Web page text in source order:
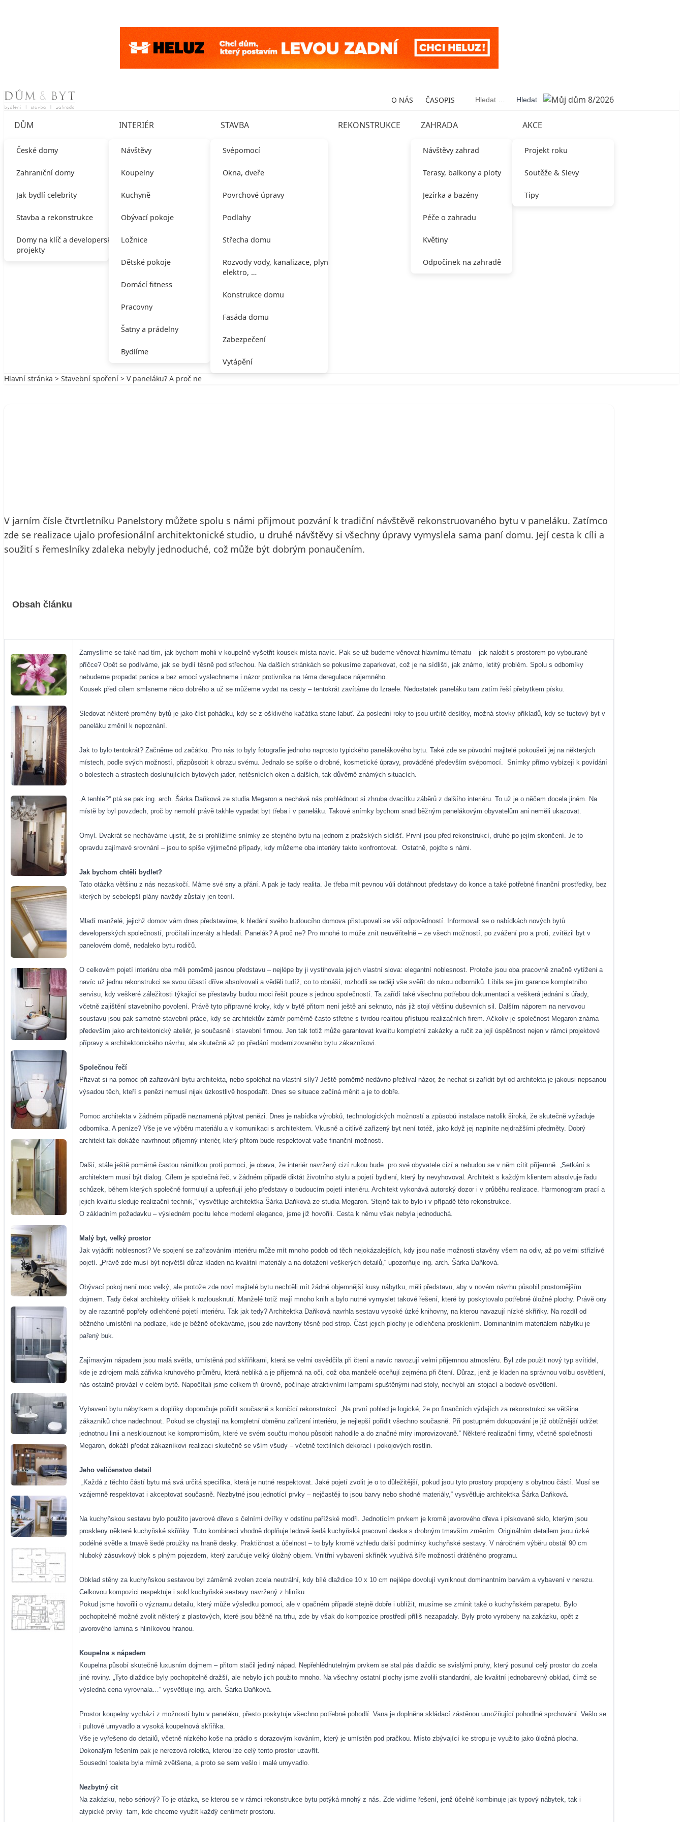
Skip to content O NÁS ČASOPIS Vyhledávání
DŮM
České domy
Zahraniční domy
Jak bydlí celebrity
Stavba a rekonstrukce
Domy na klíč a developerské
projekty
INTERIÉR
Návštěvy
Koupelny
Kuchyně
Obývací pokoje
Ložnice
Dětské pokoje
Domácí fitness
Pracovny
Šatny a prádelny
Bydlíme
STAVBA
Svépomocí
Okna, dveře
Povrchové úpravy
Podlahy
Střecha domu
Rozvody vody, kanalizace, plynu,
elektro, …
Konstrukce domu
Fasáda domu
Zabezpečení
Vytápění
REKONSTRUKCE ZAHRADA
Návštěvy zahrad
Terasy, balkony a ploty
Jezírka a bazény
Péče o zahradu
Květiny
Odpočinek na zahradě
AKCE
Projekt roku
Soutěže & Slevy
Tipy
Hlavní stránka > Stavební spoření > V paneláku? A proč ne
V jarním čísle čtvrtletníku Panelstory můžete spolu s námi přijmout pozvání k tradiční návštěvě rekonstruovaného bytu v paneláku. Zatímco
zde se realizace ujalo profesionální architektonické studio, u druhé návštěvy si všechny úpravy vymyslela sama paní domu. Její cesta k cíli a
soužití s řemeslníky zdaleka nebyly jednoduché, což může být dobrým ponaučením.
Obsah článku
Zamyslíme se také nad tím, jak bychom mohli v koupelně vyšetřit kousek místa navíc. Pak se už budeme věnovat hlavnímu tématu – jak naložit s prostorem po vybourané
příčce? Opět se podíváme, jak se bydlí těsně pod střechou. Na dalších stránkách se pokusíme zaparkovat, což je na sídlišti, jak známo, letitý problém. Spolu s odborníky
nebudeme propadat panice a bez emocí vyslechneme i názor protivníka na téma deregulace nájemného.
Kousek před cílem smlsneme něco dobrého a už se můžeme vydat na cesty – tentokrát zavítáme do Izraele. Nedostatek paneláku tam zatím řeší přebytkem písku.
Sledovat některé proměny bytů je jako číst pohádku, kdy se z ošklivého kačátka stane labuť. Za poslední roky to jsou určitě desítky, možná stovky příkladů, kdy se tuctový byt v
paneláku změnil k nepoznání.
Jak to bylo tentokrát? Začněme od začátku. Pro nás to byly fotografie jednoho naprosto typického panelákového bytu. Také zde se původní majitelé pokoušeli jej na některých
místech, podle svých možností, přizpůsobit k obrazu svému. Jednalo se spíše o drobné, kosmetické úpravy, prováděné především svépomocí.
Snímky přímo vybízejí k povídání
o bolestech a strastech dosluhujících bytových jader, netěsnících oken a dalších, tak důvěrně známých situacích.
„A tenhle?“ ptá se pak ing. arch. Šárka Daňková ze studia Megaron a nechává nás prohlédnout si zhruba dvacítku záběrů z dalšího interiéru. To už je o něčem docela jiném. Na
místě by byl povzdech, proč by nemohl právě takhle vypadat byt třeba i v paneláku. Takové snímky bychom snad běžným panelákovým obyvatelům ani neměli ukazovat.
Omyl. Dvakrát se necháváme ujistit, že si prohlížíme snímky ze stejného bytu na jednom z pražských sídlišť. První jsou před rekonstrukcí, druhé po jejím skončení. Je to
opravdu zajímavé srovnání – jsou to spíše výjimečné případy, kdy můžeme oba interiéry takto konfrontovat.
Ostatně, pojďte s námi.
Jak bychom chtěli bydlet?
Tato otázka většinu z nás nezaskočí. Máme své sny a přání. A pak je tady realita. Je třeba mít pevnou vůli dotáhnout představy do konce a také potřebné finanční prostředky, bez
kterých by sebelepší plány navždy zůstaly jen teorií.
Mladí manželé, jejichž domov vám dnes představíme, k hledání svého budoucího domova přistupovali se vší odpovědností. Informovali se o nabídkách nových bytů
developerských společností, pročítali inzeráty a hledali. Panelák? A proč ne? Pro mnohé to může znít neuvěřitelně – ze všech možností, po zvážení pro a proti, zvítězil byt v
panelovém domě, nedaleko bytu rodičů.
O celkovém pojetí interiéru oba měli poměrně jasnou představu – nejlépe by ji vystihovala jejich vlastní slova: elegantní noblesnost. Protože jsou oba pracovně značně vytíženi a
navíc už jednu rekonstrukci se svou účastí dříve absolvovali a věděli tudíž, co to obnáší, rozhodli se raději vše svěřit do rukou odborníků. Líbila se jim garance kompletního
servisu, kdy veškeré záležitosti týkající se přestavby budou moci řešit pouze s jednou společností. Ta zařídí také všechnu potřebou dokumentaci a veškerá jednání s úřady,
včetně zajištění stavebního povolení. Právě tyto přípravné kroky, kdy v bytě přitom není ještě ani seknuto, nás již stojí většinu duševních sil. Dalším náporem na nervovou
soustavu jsou pak samotné stavební práce, kdy se architektův záměr poměrně často střetne s tvrdou realitou přístupu realizačních firem. Ačkoliv je společnost Megaron známa
především jako architektonický ateliér, je současně i stavební firmou. Jen tak totiž může garantovat kvalitu kompletní zakázky a ručit za její úspěšnost nejen v rámci projektové
přípravy a architektonického návrhu, ale skutečně až po předání modernizovaného bytu zákazníkovi.
Společnou řečí
Přizvat si na pomoc při zařizování bytu architekta, nebo spoléhat na vlastní síly? Ještě poměrně nedávno přežíval názor, že nechat si zařídit byt od architekta je jakousi nepsanou
výsadou těch, kteří s penězi nemusí nijak úzkostlivě hospodařit. Dnes se situace začíná měnit a je to dobře.
Pomoc architekta v žádném případě neznamená plýtvat penězi. Dnes je nabídka výrobků, technologických možností a způsobů instalace natolik široká, že skutečně vyžaduje
odborníka. A peníze? Vše je ve výběru materiálu a v komunikaci s architektem. Vkusně a citlivě zařízený byt není totéž, jako když jej naplníte nejdražšími předměty. Dobrý
architekt tak dokáže navrhnout příjemný interiér, který přitom bude respektovat vaše finanční možnosti.
Další, stále ještě poměrně častou námitkou proti pomoci, je obava, že interiér navržený cizí rukou bude pro své obyvatele cizí a nebudou se v něm cítit příjemně. „Setkání s
architektem musí být dialog. Cílem je společná řeč, v žádném případě diktát životního stylu a pojetí bydlení, který by nevyhovoval. Architekt s každým klientem absolvuje řadu
schůzek, během kterých společně formulují a upřesňují jeho představy o budoucím pojetí interiéru. Architekt vykonává autorský dozor i v průběhu realizace. Harmonogram prací a
jejich kvalitu sleduje realizační technik,“ vysvětluje architektka Šárka Daňková ze studia Megaron. Stejně tak to bylo i v případě této rekonstrukce.
O základním požadavku – výsledném pocitu lehce moderní elegance, jsme již hovořili. Cesta k němu však nebyla jednoduchá.
Malý byt, velký prostor
Jak vyjádřit noblesnost? Ve spojení se zařizováním interiéru může mít mnoho podob od těch nejokázalejších, kdy jsou naše možnosti stavěny všem na odiv, až po velmi střízlivé
pojetí. „Právě zde musí být největší důraz kladen na kvalitní materiály a na dotažení veškerých detailů,“ upozorňuje ing. arch. Šárka Daňková.
Obývací pokoj není moc velký, ale protože zde noví majitelé bytu nechtěli mít žádné objemnější kusy nábytku, měli představu, aby v novém návrhu působil prostornějším
dojmem. Tady čekal architekty oříšek k rozlousknutí. Manželé totiž mají mnoho knih a bylo nutné vymyslet takové řešení, které by poskytovalo potřebné úložné plochy. Právě ony
by ale razantně popřely odlehčené pojetí interiéru. Tak jak tedy? Architektka Daňková navrhla sestavu vysoké úzké knihovny, na kterou navazují nízké skříňky. Na rozdíl od
běžného umístění na podlaze, kde je běžně očekáváme, jsou zde navrženy těsně pod strop. Část jejich plochy je odlehčena prosklením. Dominantním materiálem nábytku je
pařený buk.
Zajímavým nápadem jsou malá světla, umístěná pod skříňkami, která se velmi osvědčila při čtení a navíc navozují velmi příjemnou atmosféru. Byl zde použit nový typ svítidel,
kde je zdrojem malá zářivka kruhového průměru, která nebliká a je příjemná na oči, což oba manželé oceňují zejména při čtení. Důraz, jenž je kladen na správnou volbu osvětlení,
nás ostatně provází v celém bytě. Napočítali jsme celkem tři úrovně, počínaje atraktivními lampami spuštěnými nad stoly, nechybí ani stojací a bodové osvětlení.
Vybavení bytu nábytkem a doplňky doporučuje pořídit současně s končící rekonstrukcí. „Na první pohled je logické, že po finančních výdajích za rekonstrukci se většina
zákazníků chce nadechnout. Pokud se chystají na kompletní obměnu zařízení interiéru, je nejlepší pořídit všechno současně. Při postupném dokupování je již obtížnější udržet
jednotnou linii a nesklouznout ke kompromisům, které ve svém součtu mohou působit nahodile a do značné míry improvizovaně.“ Některé realizační firmy, včetně společnosti
Megaron, dokáží předat zákazníkovi realizaci skutečně se vším všudy – včetně textilních dekorací i pokojových rostlin.
Jeho veličenstvo detail
„Každá z těchto částí bytu má svá určitá specifika, která je nutné respektovat. Jaké pojetí zvolit je o to důležitější, pokud jsou tyto prostory propojeny s obytnou částí. Musí se
vzájemně respektovat i akceptovat současně. Nezbytné jsou jednotící prvky – nejčastěji to jsou barvy nebo shodné materiály,“ vysvětluje architektka Šárka Daňková.
Na kuchyňskou sestavu bylo použito javorové dřevo s čelními dvířky v odstínu pařížské modři. Jednotícím prvkem je kromě javorového dřeva i pískované sklo, kterým jsou
proskleny některé kuchyňské skříňky. Tuto kombinaci vhodně doplňuje ledově šedá kuchyňská pracovní deska s drobným tmavším zrněním. Originálním detailem jsou úzké
podélné světle a tmavě šedé proužky na hraně desky. Praktičnost a účelnost – to byly kromě vzhledu další podmínky kuchyňské sestavy. V náročném výběru obstál 90 cm
hluboký zásuvkový blok s plným pojezdem, který zaručuje velký úložný objem. Vnitřní vybavení skříněk využívá šíře možností drátěného programu.
Obklad stěny za kuchyňskou sestavou byl záměrně zvolen zcela neutrální, kdy bílé dlaždice 10 x 10 cm nejlépe dovolují vyniknout dominantním barvám a vybavení v nerezu.
Celkovou kompozici respektuje i sokl kuchyňské sestavy navržený z hliníku.
Pokud jsme hovořili o významu detailu, který může výsledku pomoci, ale v opačném případě stejně dobře i ublížit, musíme se zmínit také o kuchyňském parapetu. Bylo
pochopitelně možné zvolit některý z plastových, které jsou běžně na trhu, zde by však do kompozice prostředí příliš nezapadaly. Byly proto vyrobeny na zakázku, opět z
javorového lamina s hliníkovou hranou.
Koupelna s nápadem
Koupelna působí skutečně luxusním dojmem – přitom stačil jediný nápad. Nepřehlédnutelným prvkem se stal pás dlaždic se svislými pruhy, který posunul celý prostor do zcela
jiné roviny. „Tyto dlaždice byly pochopitelně dražší, ale nebylo jich použito mnoho. Na všechny ostatní plochy jsme zvolili standardní, ale kvalitní jednobarevný obklad, čímž se
výsledná cena vyrovnala…“ vysvětluje ing. arch. Šárka Daňková.
Prostor koupelny vychází z možností bytu v paneláku, přesto poskytuje všechno potřebné pohodlí. Vana je doplněna skládací zástěnou umožňující pohodlné sprchování. Vešlo se
i pultové umyvadlo a vysoká koupelnová skříňka.
Vše je vyřešeno do detailů, včetně nízkého koše na prádlo s dorazovým kováním, který je umístěn pod pračkou. Místo zbývající ke stropu je využito jako úložná plocha.
Dokonalým řešením pak je nerezová roletka, kterou lze celý tento prostor uzavřít.
Sousední toaleta byla mírně zvětšena, a proto se sem vešlo i malé umyvadlo.
Nezbytný cit
Na zakázku, nebo sériový? To je otázka, se kterou se v rámci rekonstrukce bytu potýká mnohý z nás. Zde vidíme řešení, jenž účelně kombinuje jak typový nábytek, tak i
atypické prvky tam, kde chceme využít každý centimetr prostoru.